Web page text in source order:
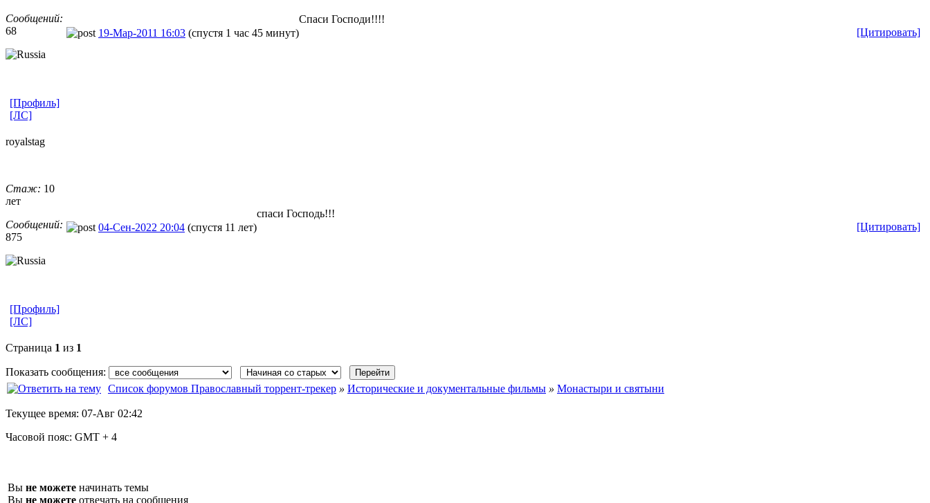
Сообщений:
68
19-Мар-2011 16:03 (спустя 1 час 45 минут) [Цитировать]
Спаси Господи!!!!
[Профиль]
[ЛС]
royalstag
Стаж: 10
лет
Сообщений:
875
04-Сен-2022 20:04 (спустя 11 лет) [Цитировать]
спаси Господь!!!
[Профиль]
[ЛС]
Страница 1 из 1
Показать сообщения:
Список форумов Православный торрент-трекер » Исторические и документальные фильмы » Монастыри и святыни
Текущее время: 07-Авг 02:42
Часовой пояс: GMT + 4
Вы не можете начинать темы
Вы не можете отвечать на сообщения